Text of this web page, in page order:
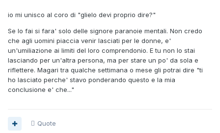
io mi unisco al coro di "glielo devi proprio dire?"
Se lo fai si fara' solo delle signore paranoie mentali. Non credo
che agli uomini piaccia venir lasciati per le donne, e'
un'umiliazione ai limiti del loro comprendonio. E tu non lo stai
lasciando per un'altra persona, ma per stare un po' da sola e
riflettere. Magari tra qualche settimana o mese gli potrai dire "ti
ho lasciato perche' stavo ponderando questo e la mia
conclusione e' che..."
Quote